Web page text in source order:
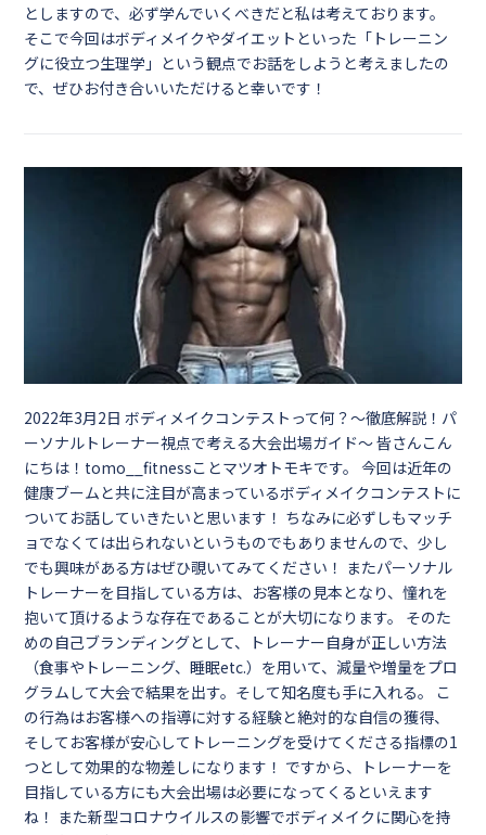
としますので、必ず学んでいくべきだと私は考えております。
そこで今回はボディメイクやダイエットといった「トレーニン
グに役立つ生理学」という観点でお話をしようと考えましたの
で、ぜひお付き合いいただけると幸いです！
2022年3月2日ボディメイクコンテストって何？～徹底解説！パ
ーソナルトレーナー視点で考える大会出場ガイド～ 皆さんこん
にちは！tomo__fitnessことマツオトモキです。 今回は近年の
健康ブームと共に注目が高まっているボディメイクコンテストに
ついてお話していきたいと思います！ ちなみに必ずしもマッチ
ョでなくては出られないというものでもありませんので、少し
でも興味がある方はぜひ覗いてみてください！ またパーソナル
トレーナーを目指している方は、お客様の見本となり、憧れを
抱いて頂けるような存在であることが大切になります。 そのた
めの自己ブランディングとして、トレーナー自身が正しい方法
（食事やトレーニング、睡眠etc.）を用いて、減量や増量をプロ
グラムして大会で結果を出す。そして知名度も手に入れる。 こ
の行為はお客様への指導に対する経験と絶対的な自信の獲得、
そしてお客様が安心してトレーニングを受けてくださる指標の1
つとして効果的な物差しになります！ ですから、トレーナーを
目指している方にも大会出場は必要になってくるといえます
ね！ また新型コロナウイルスの影響でボディメイクに関心を持